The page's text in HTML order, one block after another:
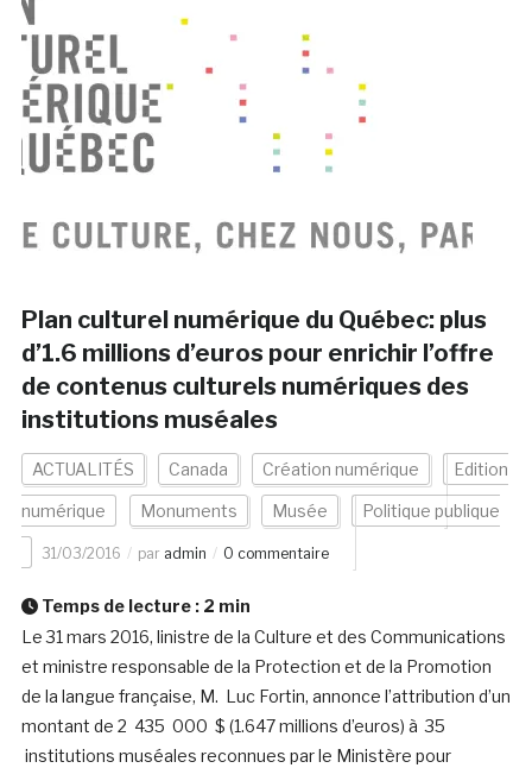
Plan culturel numérique du Québec: plus
d’1.6 millions d’euros pour enrichir l’offre
de contenus culturels numériques des
institutions muséales
ACTUALITÉS Canada Création numérique Edition
numérique Monuments Musée Politique publique
31/03/2016 par admin 0 commentaire
Temps de lecture : 2 min
Le 31 mars 2016, linistre de la Culture et des Communications
et ministre responsable de la Protection et de la Promotion
de la langue française, M. Luc Fortin, annonce l’attribution d’un
montant de 2 435 000 $ (1.647 millions d’euros) à 35
institutions muséales reconnues par le Ministère pour